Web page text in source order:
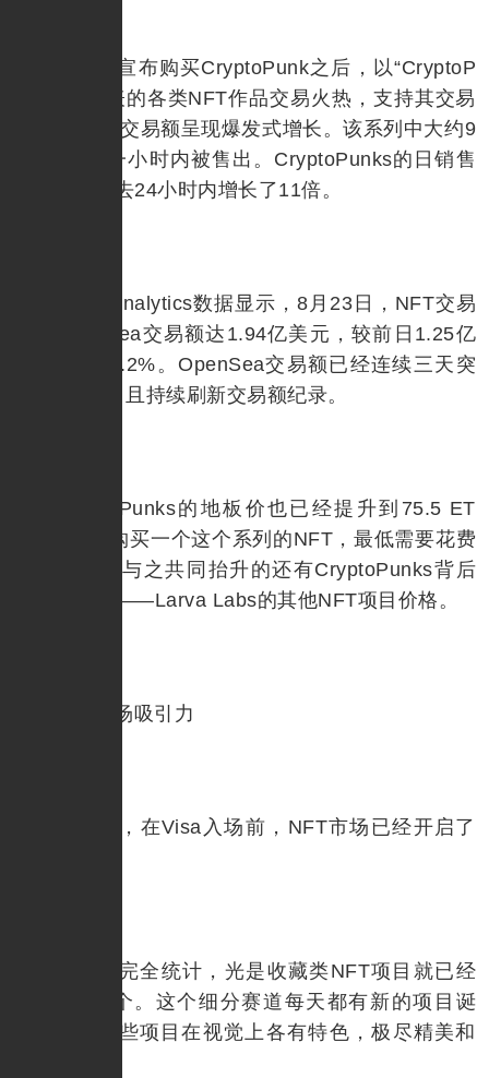
在Visa宣布购买CryptoPunk之后，以“CryptoP
unks”为代表的各类NFT作品交易火热，支持其交易
的OpenSea交易额呈现爆发式增长。该系列中大约9
0个NFT在一小时内被售出。CryptoPunks的日销售
额更是在过去24小时内增长了11倍。
Dune Analytics数据显示，8月23日，NFT交易
平台OpenSea交易额达1.94亿美元，较前日1.25亿
美元增长55.2%。OpenSea交易额已经连续三天突
破1亿美元，且持续刷新交易额纪录。
CryptoPunks的地板价也已经提升到75.5 ET
H。相当于购买一个这个系列的NFT，最低需要花费
24万美元。与之共同抬升的还有CryptoPunks背后
的开发团队——Larva Labs的其他NFT项目价格。
NFT市场吸引力
实际上，在Visa入场前，NFT市场已经开启了
根据不完全统计，光是收藏类NFT项目就已经
有接近200个。这个细分赛道每天都有新的项目诞
生。而且这些项目在视觉上各有特色，极尽精美和